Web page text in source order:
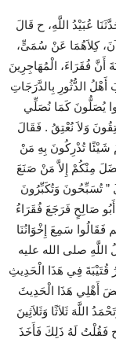
عُبَيْدُ اللَّهِ، ح قَالَ
كِلاَهُمَا عَنْ سُمَىٍّ،
فُقَرَاءَ، الْمُهَاجِرِينَ
الدُّثُورِ بِالدَّرَجَاتِ
يُصَلُّونَ كَمَا نُصَلِّي
وَلاَ نُعْتِقُ ‏.‏ فَقَالَ
شَيْئًا تُدْرِكُونَ بِهِ مَنْ
مِنْكُمْ إِلاَّ مَنْ صَنَعَ
‏”‏ تُسَبِّحُونَ وَتُكَبِّرُونَ
صَالِحٍ فَرَجَعَ فُقَرَاءُ
سَمِعَ إِخْوَانُنَا
اللَّهِ صلى الله عليه
قُتَيْبَةَ فِي هَذَا الْحَدِيثِ
أَهْلِي هَذَا الْحَدِيثَ
اللَّهَ ثَلاَثًا وَثَلاَثِينَ
فَقُلْتُ لَهُ ذَلِكَ فَأَخَذَ